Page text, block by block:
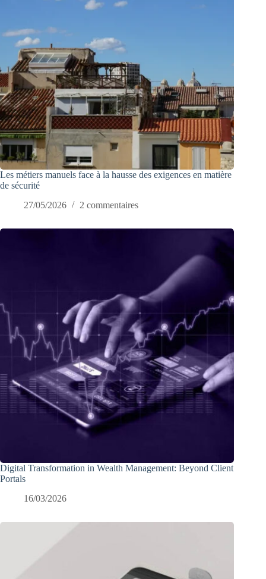
Les métiers manuels face à la hausse des exigences en matière
de sécurité
27/05/2026
2 commentaires
Digital Transformation in Wealth Management: Beyond Client
Portals
16/03/2026